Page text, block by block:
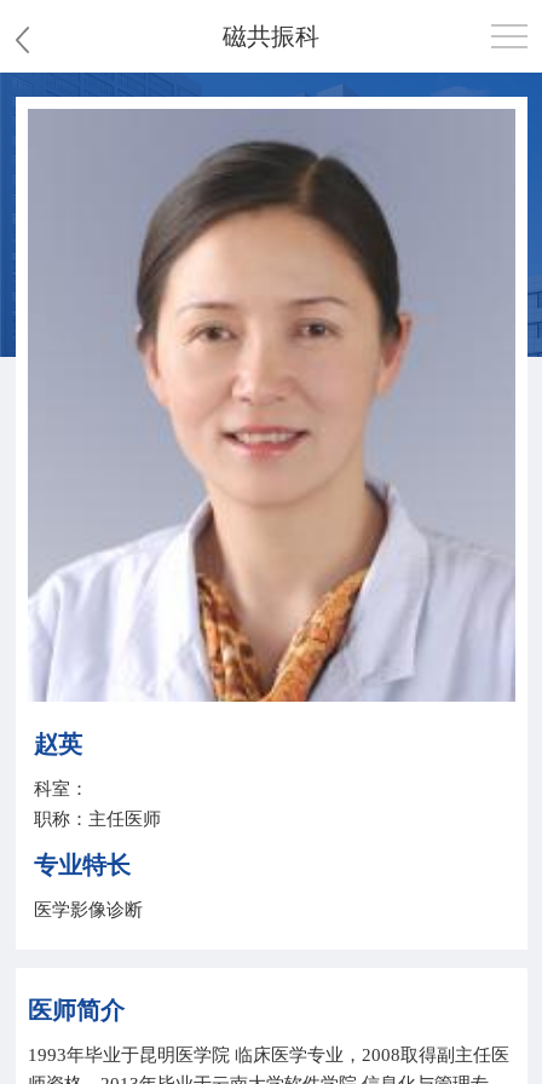
磁共振科
首页
院务公开
联盟工作
健康科普
医院招聘
赵英
科室：
职称：主任医师
专业特长
医学影像诊断
医师简介
1993年毕业于昆明医学院 临床医学专业，2008取得副主任医